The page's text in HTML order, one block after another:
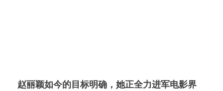
赵丽颖如今的目标明确，她正全力进军电影界